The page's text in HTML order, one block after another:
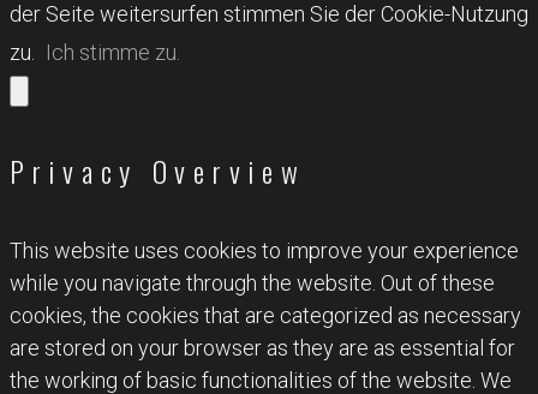
der Seite weitersurfen stimmen Sie der Cookie-Nutzung
zu.
Ich stimme zu.
Privacy Overview
This website uses cookies to improve your experience
while you navigate through the website. Out of these
cookies, the cookies that are categorized as necessary
are stored on your browser as they are as essential for
the working of basic functionalities of the website. We